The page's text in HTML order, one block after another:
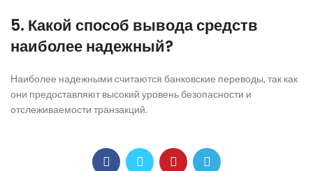
5. Какой способ вывода средств
наиболее надежный?
Наиболее надежными считаются банковские переводы, так как
они предоставляют высокий уровень безопасности и
отслеживаемости транзакций.